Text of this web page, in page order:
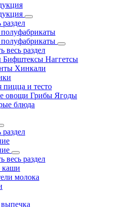
раздел
весь раздел
Бифштексы Наггетсы
Хинкали
пицца и тесто
овощи Грибы Ягоды
блюда
раздел
весь раздел
каши
молока
выпечка